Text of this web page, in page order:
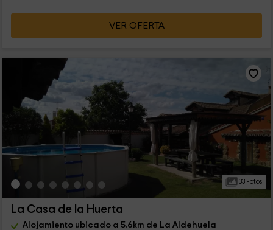
VER OFERTA
33 Fotos
La Casa de la Huerta
Alojamiento ubicado a 5.6km de La Aldehuela